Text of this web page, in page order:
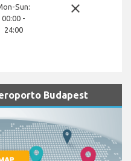
Sun:
00:00 -
24:00
close
Budapest